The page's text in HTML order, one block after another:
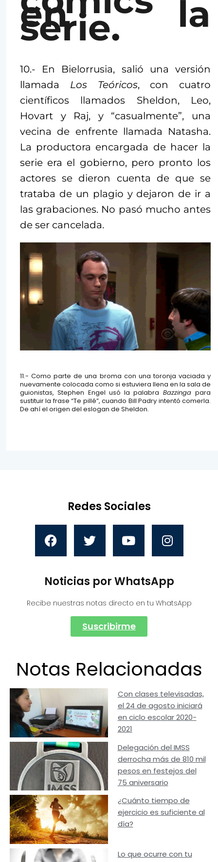
en la
serie.
10.- En Bielorrusia, salió una versión
llamada Los Teóricos, con cuatro
científicos llamados Sheldon, Leo,
Hovart y Raj, y “casualmente”, una
vecina de enfrente llamada Natasha.
La productora encargada de hacer la
serie era el gobierno, pero pronto los
actores se dieron cuenta de que se
trataba de un plagio y dejaron de ir a
las grabaciones. No pasó mucho antes
de ser cancelada.
11.- Como parte de una broma con una toronja vaciada y
nuevamente colocada como si estuviera llena en la sala de
guionistas, Stephen Engel usó la palabra Bazzingapara
sustituir la frase “Te pillé”, cuando Bill Padry intentó comerla.
De ahí el origen del eslogan de Sheldon.
Redes Sociales
Noticias por WhatsApp
Recibe nuestras notas directo en tu WhatsApp
Suscribirme
Notas Relacionadas
Con clases televisadas,
el 24 de agosto iniciará
en ciclo escolar 2020-
2021
Delegación del IMSS
derrocha más de 810 mil
pesos en festejos del
75 aniversario
¿Cuánto tiempo de
ejercicio es suficiente al
día?
Lo que ocurre con tu